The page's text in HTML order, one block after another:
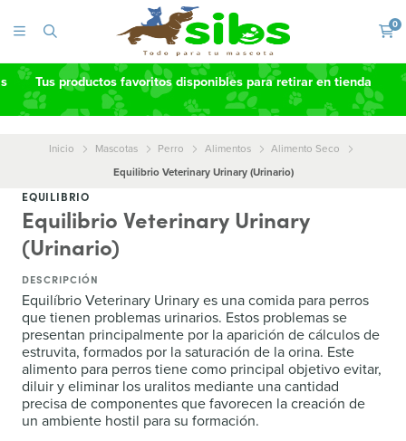
0
Tus productos favoritos disponibles para retirar en tienda
Inicio Mascotas Perro Alimentos
Alimento Seco
Equilibrio Veterinary Urinary (Urinario)
EQUILIBRIO
Equilibrio Veterinary Urinary
(Urinario)
DESCRIPCIÓN
Equilíbrio Veterinary Urinary es una comida para perros
que tienen problemas urinarios. Estos problemas se
presentan principalmente por la aparición de cálculos de
estruvita, formados por la saturación de la orina. Este
alimento para perros tiene como principal objetivo evitar,
diluir y eliminar los uralitos mediante una cantidad
precisa de componentes que favorecen la creación de
un ambiente hostil para su formación.